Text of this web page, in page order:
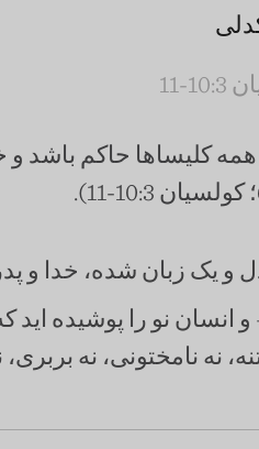
همه کلیساها حاکم باشد
و یک زبان شده، خدا و
و انسان نو را پوشیده
نه نامختونی، نه